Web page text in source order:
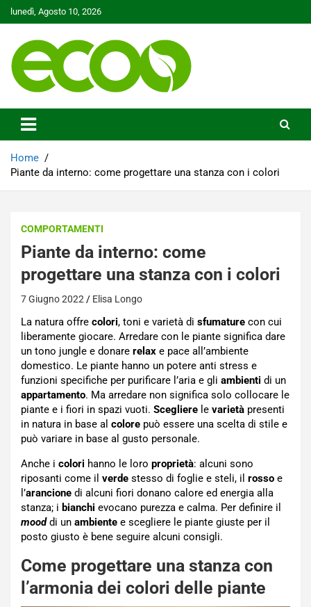
Skip
to
lunedì, Agosto 10, 2026
Ecoo.it
Home
Piante da interno: come progettare una stanza con i colori
COMPORTAMENTI
Piante da interno: come
progettare una stanza con i colori
7 Giugno 2022 Elisa Longo
La natura offre colori, toni e varietà di sfumature con cui
liberamente giocare. Arredare con le piante significa dare
un tono jungle e donare relax e pace all’ambiente
domestico. Le piante hanno un potere anti stress e
funzioni specifiche per purificare l’aria e gli ambienti di un
appartamento. Ma arredare non significa solo collocare le
piante e i fiori in spazi vuoti. Scegliere le varietà presenti
in natura in base al colore può essere una scelta di stile e
può variare in base al gusto personale.
Anche i colori hanno le loro proprietà: alcuni sono
riposanti come il verde stesso di foglie e steli, il rosso e
l’arancione di alcuni fiori donano calore ed energia alla
stanza; i bianchi evocano purezza e calma. Per definire il
mooddi un ambiente e scegliere le piante giuste per il
posto giusto è bene seguire alcuni consigli.
Come progettare una stanza con
l’armonia dei colori delle piante